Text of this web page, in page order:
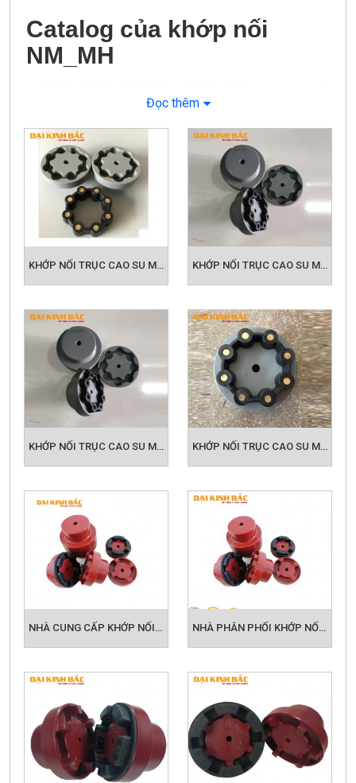
Catalog của khớp nối
NM_MH
Đọc thêm